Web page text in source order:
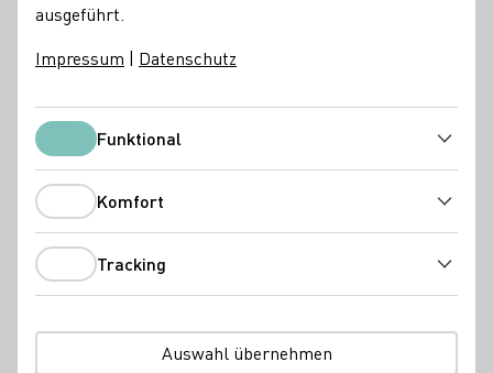
Kontakt
Bar Rix
Friesenwall 58
ausgeführt.
Impressum | Datenschutz
FunktionalFunktional
Komfort
Tracking
Auswahl übernehmen